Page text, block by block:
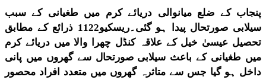
پنجاب کے ضلع میانوالی دریائے کرم میں طغیانی کے سبب
سیلابی صورتحال پیدا ہو گئی۔ریسکیو1122 ذرائع کے مطابق
تحصیل عیسیٰ خیل کے علاقہ کنڈل چھرا والا میں دریائے کرم
میں طغیانی کے باعث سیلابی صورتحال سے گھروں میں پانی
داخل ہو گیا جس سے متاثرہ گھروں میں متعدد افراد محصور